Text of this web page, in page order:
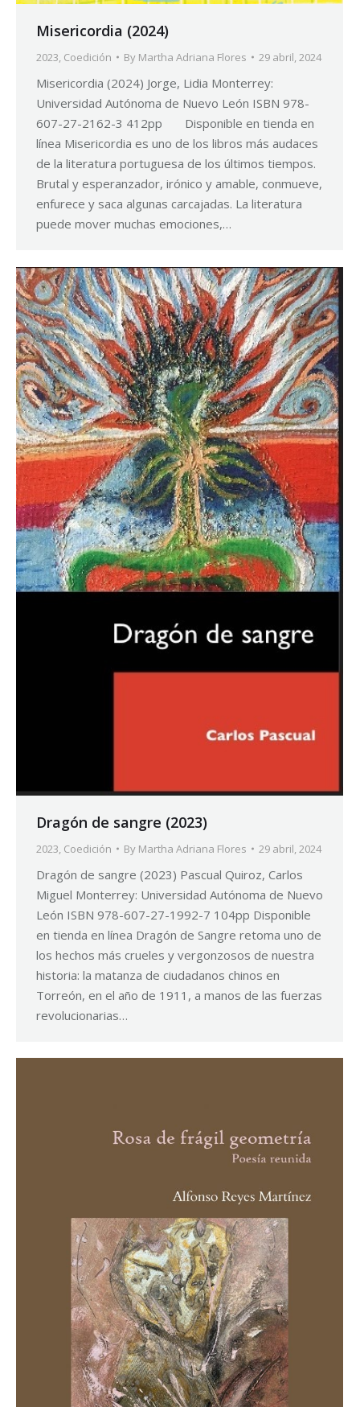
Misericordia (2024)
2023, Coedición By Martha Adriana Flores 29 abril, 2024
Misericordia (2024) Jorge, Lidia Monterrey:
Universidad Autónoma de Nuevo León ISBN 978-
607-27-2162-3 412pp Disponible en tienda en
línea Misericordia es uno de los libros más audaces
de la literatura portuguesa de los últimos tiempos.
Brutal y esperanzador, irónico y amable, conmueve,
enfurece y saca algunas carcajadas. La literatura
puede mover muchas emociones,…
Dragón de sangre (2023)
2023, Coedición By Martha Adriana Flores 29 abril, 2024
Dragón de sangre (2023) Pascual Quiroz, Carlos
Miguel Monterrey: Universidad Autónoma de Nuevo
León ISBN 978-607-27-1992-7 104pp Disponible
en tienda en línea Dragón de Sangre retoma uno de
los hechos más crueles y vergonzosos de nuestra
historia: la matanza de ciudadanos chinos en
Torreón, en el año de 1911, a manos de las fuerzas
revolucionarias…